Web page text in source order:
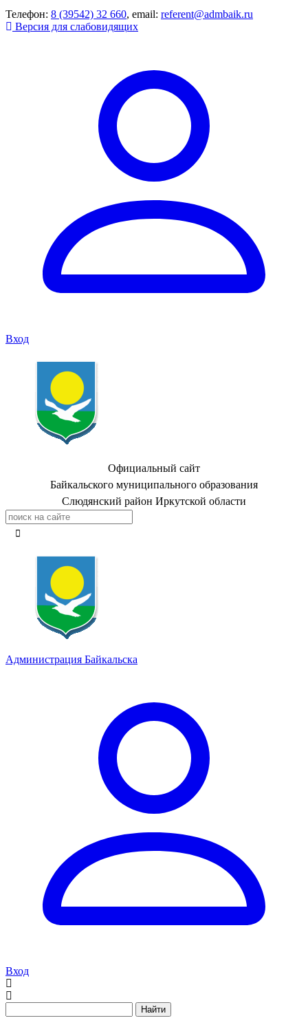
Телефон: 8 (39542) 32 660, email: referent@admbaik.ru
Версия для слабовидящих
Вход
Официальный сайт
Байкальского муниципального образования
Слюдянский район Иркутской области
Администрация Байкальска
Вход
Найти